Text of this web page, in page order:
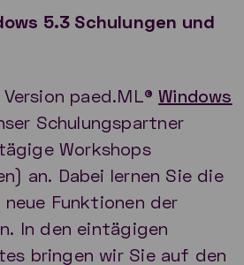
5.3 Schulungen und
paed.ML®Windows
Schulungspartner
Workshops
an. Dabei lernen Sie die
Funktionen der
In den eintägigen
bringen wir Sie auf den